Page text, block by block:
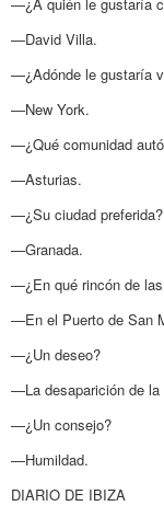
—David Villa.
—¿Adónde le gustaría
—New York.
—¿Qué comunidad
—Asturias.
—¿Su ciudad preferida?
—Granada.
—¿En qué rincón de
—En el Puerto de San
—¿Un deseo?
—La desaparición de la
—¿Un consejo?
—Humildad.
DIARIO DE IBIZA